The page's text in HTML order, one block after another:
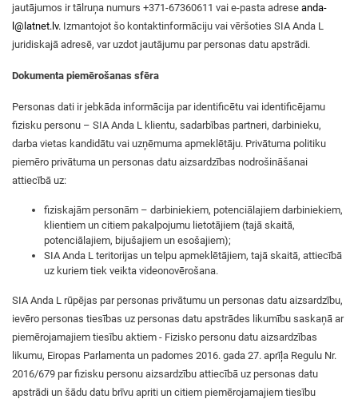
jautājumos ir tālruņa numurs +371-67360611 vai e-pasta adrese anda-
l@latnet.lv. Izmantojot šo kontaktinformāciju vai vēršoties SIA Anda L
juridiskajā adresē, var uzdot jautājumu par personas datu apstrādi.
Dokumenta piemērošanas sfēra
Personas dati ir jebkāda informācija par identificētu vai identificējamu
fizisku personu – SIA Anda L klientu, sadarbības partneri, darbinieku,
darba vietas kandidātu vai uzņēmuma apmeklētāju. Privātuma politiku
piemēro privātuma un personas datu aizsardzības nodrošināšanai
attiecībā uz:
fiziskajām personām – darbiniekiem, potenciālajiem darbiniekiem,
klientiem un citiem pakalpojumu lietotājiem (tajā skaitā,
potenciālajiem, bijušajiem un esošajiem);
SIA Anda L teritorijas un telpu apmeklētājiem, tajā skaitā, attiecībā
uz kuriem tiek veikta videonovērošana.
SIA Anda L rūpējas par personas privātumu un personas datu aizsardzību,
ievēro personas tiesības uz personas datu apstrādes likumību saskaņā ar
piemērojamajiem tiesību aktiem - Fizisko personu datu aizsardzības
likumu, Eiropas Parlamenta un padomes 2016. gada 27. aprīļa Regulu Nr.
2016/679 par fizisku personu aizsardzību attiecībā uz personas datu
apstrādi un šādu datu brīvu apriti un citiem piemērojamajiem tiesību